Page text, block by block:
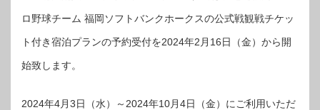
ロ野球チーム 福岡ソフトバンクホークスの公式戦観戦チケッ
ト付き宿泊プランの予約受付を2024年2月16日（金）から開
始致します。
2024年4月3日（水）～2024年10月4日（金）にご利用いただ